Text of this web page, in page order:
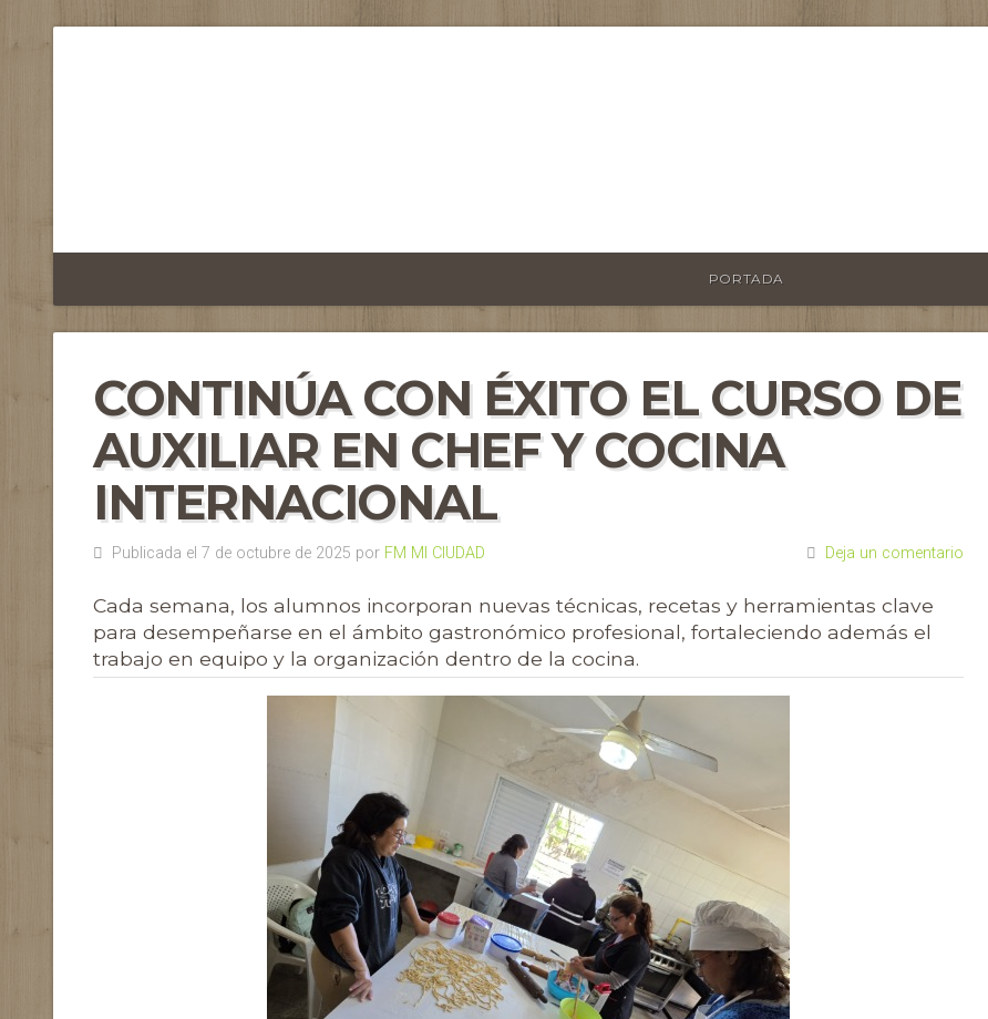
PORTADA
CONTINÚA CON ÉXITO EL CURSO DE
AUXILIAR EN CHEF Y COCINA
INTERNACIONAL
Publicada el 7 de octubre de 2025 por FM MI CIUDAD Deja un comentario
Cada semana, los alumnos incorporan nuevas técnicas, recetas y herramientas clave
para desempeñarse en el ámbito gastronómico profesional, fortaleciendo además el
trabajo en equipo y la organización dentro de la cocina.